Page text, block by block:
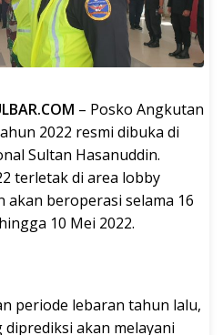
– Posko Angkutan
2022 resmi dibuka di
Sultan Hasanuddin.
terletak di area lobby
akan beroperasi selama 16
10 Mei 2022.
periode lebaran tahun lalu,
akan melayani